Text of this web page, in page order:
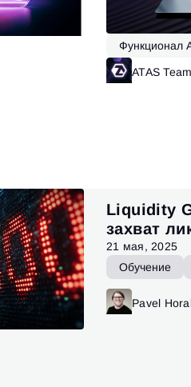
Функционал
ATAS Team
Liquidity
захват
трейдинге
21 мая, 2025
Обучение
Pavel